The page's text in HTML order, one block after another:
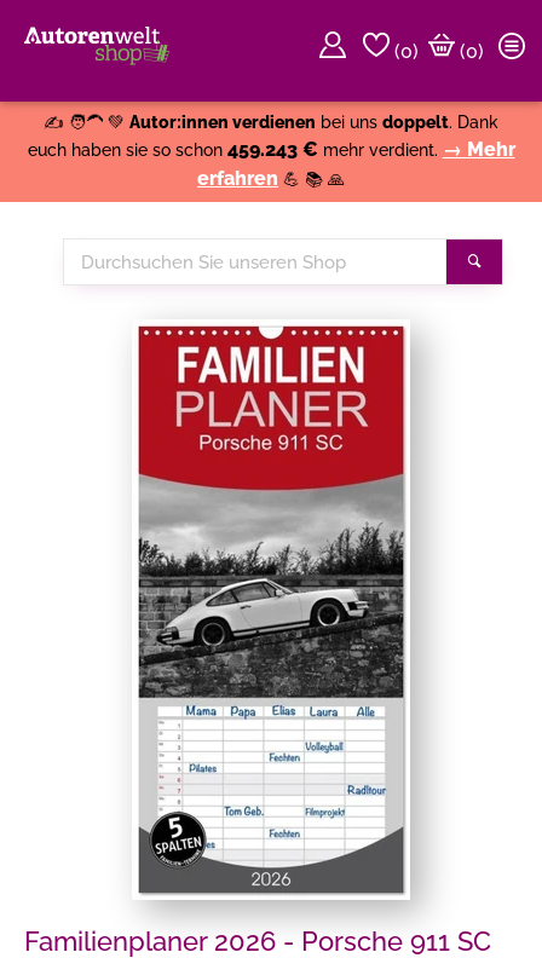
(0)
(0)
✍️ 🧑‍🦱 💚 Autor:innen verdienen bei uns doppelt. Dank
euch haben sie so schon 459.243 € mehr verdient. → Mehr
erfahren 💪 📚 🙏
Durchsuchen
Sie
Familienplaner 2026 - Porsche 911 SC